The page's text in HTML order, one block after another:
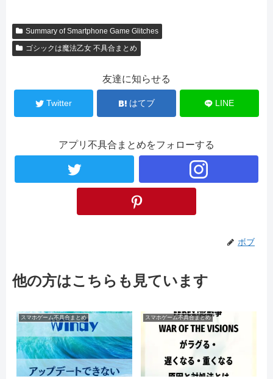
Summary of Smartphone Game Glitches
ゴシックは魔法乙女 不具合まとめ
友達に知らせる
Twitter はてブ LINE
アプリ不具合まとめをフォローする
ボブ
他の方はこちらも見ています
スマホゲーム不具合まとめ スマホゲーム不具合まとめ